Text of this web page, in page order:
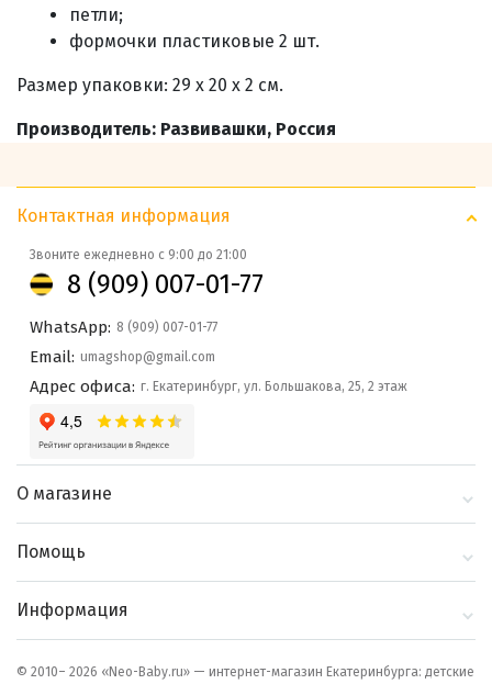
петли;
формочки пластиковые 2 шт.
Размер упаковки: 29 x 20 x 2 см.
Производитель: Развивашки, Россия
Контактная информация
Звоните ежедневно с 9:00 до 21:00
8 (909) 007-01-77
WhatsApp: 8 (909) 007-01-77
Email: umagshop@gmail.com
Адрес офиса: г. Екатеринбург, ул. Большакова, 25, 2 этаж
О магазине
Блог
Помощь
Информация
© 2010– 2026 «Neo-Baby.ru» — интернет-магазин Екатеринбурга: детские